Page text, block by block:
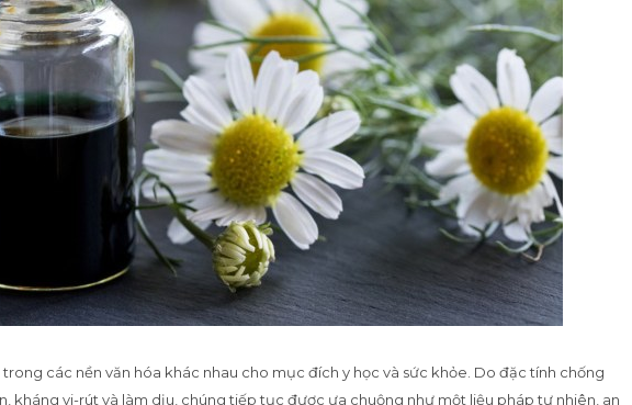
các nền văn hóa khác nhau cho mục đích y học và sức khỏe. Do đặc tính chống
kháng vi-rút và làm dịu, chúng tiếp tục được ưa chuộng như một liệu pháp tự nhiên, an